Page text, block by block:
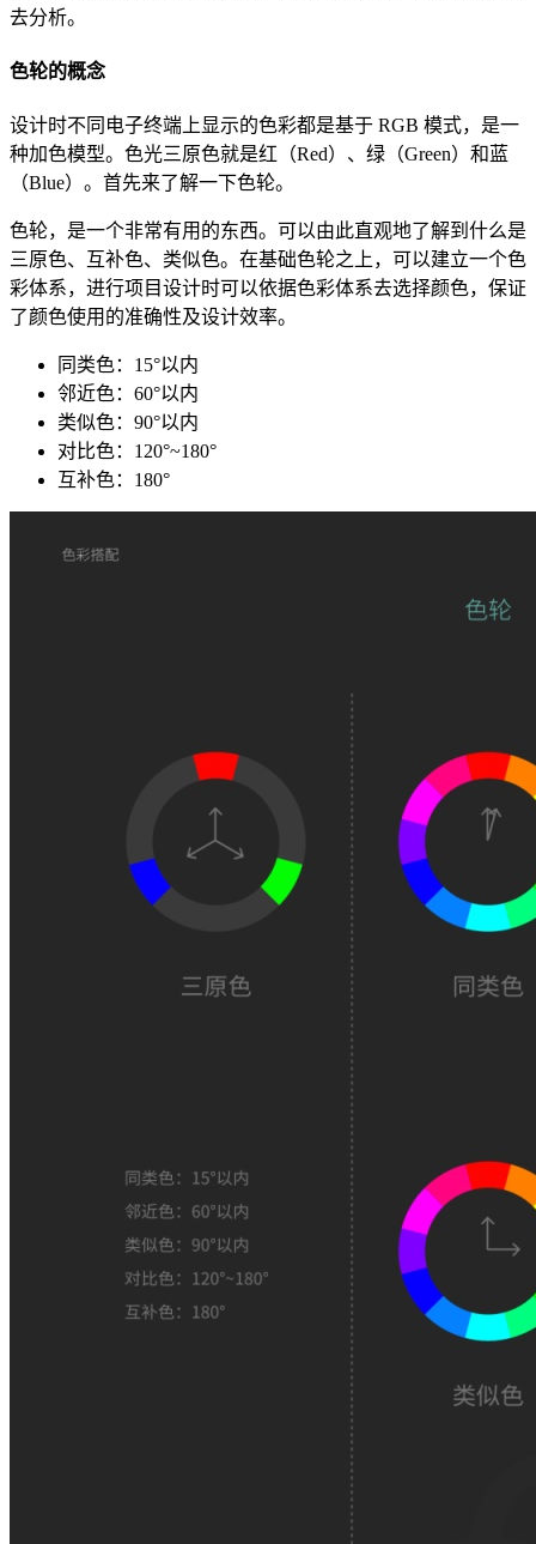
去分析。
色轮的概念
设计时不同电子终端上显示的色彩都是基于 RGB 模式，是一
种加色模型。色光三原色就是红（Red）、绿（Green）和蓝
（Blue）。首先来了解一下色轮。
色轮，是一个非常有用的东西。可以由此直观地了解到什么是
三原色、互补色、类似色。在基础色轮之上，可以建立一个色
彩体系，进行项目设计时可以依据色彩体系去选择颜色，保证
了颜色使用的准确性及设计效率。
同类色：15°以内
邻近色：60°以内
类似色：90°以内
对比色：120°~180°
互补色：180°